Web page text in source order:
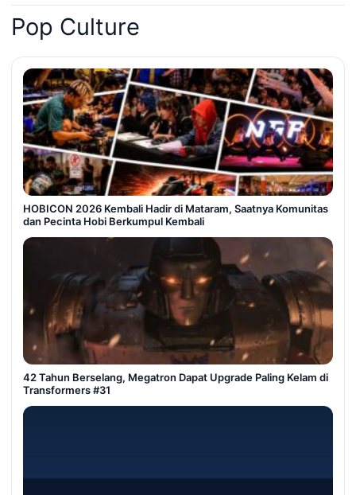
Pop Culture
HOBICON 2026 Kembali Hadir di Mataram, Saatnya Komunitas
dan Pecinta Hobi Berkumpul Kembali
42 Tahun Berselang, Megatron Dapat Upgrade Paling Kelam di
Transformers #31